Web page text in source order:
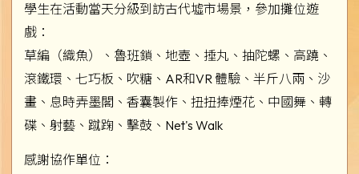
學生在活動當天分級到訪古代墟市場景，參加攤位遊
戲：
草編（織魚）、魯班鎖、地壺、捶丸、抽陀螺、高蹺、
滾鐵環、七巧板、吹糖、AR和VR 體驗、半斤八兩、沙
畫、息時弄墨閣、香囊製作、扭扭捧煙花、中國舞、轉
碟、射藝、蹴踘、擊鼓、Net's Walk
感謝協作單位：